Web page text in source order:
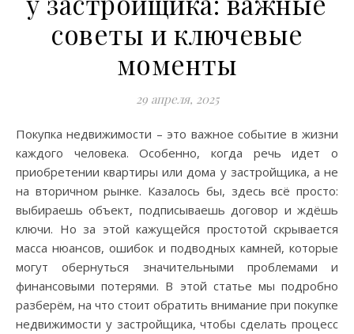
советы и ключевые
моменты
29 апреля, 2025
Покупка недвижимости – это важное событие в жизни
каждого человека. Особенно, когда речь идет о
приобретении квартиры или дома у застройщика, а не
на вторичном рынке. Казалось бы, здесь всё просто:
выбираешь объект, подписываешь договор и ждёшь
ключи. Но за этой кажущейся простотой скрывается
масса нюансов, ошибок и подводных камней, которые
могут обернуться значительными проблемами и
финансовыми потерями. В этой статье мы подробно
разберём, на что стоит обратить внимание при покупке
недвижимости у застройщика, чтобы сделать процесс